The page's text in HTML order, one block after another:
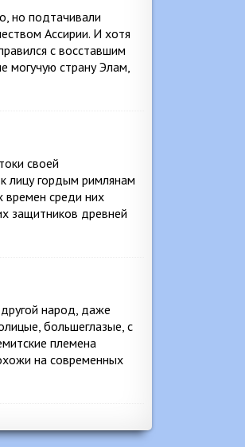
но подтачивали
Ассирии. И хотя
с восставшим
могучую страну Элам,
своей
лицу гордым римлянам
времен среди них
защитников древней
народ, даже
большеглазые, с
племена
на современных